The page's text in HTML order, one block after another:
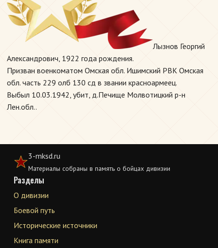
Лызнов Георгий
Александрович, 1922 года рождения.
Призван военкоматом Омская обл. Ишимский РВК Омская
обл. часть 229 олб 130 сд в звании красноармеец.
Выбыл 10.03.1942, убит, д.Печище Молвотицкий р-н
Лен.обл..
3-mksd.ru
Материалы собраны в память о бойцах дивизии
Разделы
О дивизии
Боевой путь
Исторические источники
Книга памяти